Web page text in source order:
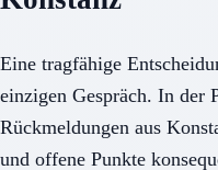
Eine tragfähige
einzigen Gespräch. In der
Rückmeldungen aus
und offene Punkte